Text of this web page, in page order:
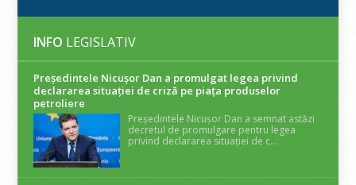
INFO LEGISLATIV
Președintele Nicuşor Dan a promulgat legea privind
declararea situaţiei de criză pe piaţa produselor
petroliere
Președintele Nicușor Dan a semnat astăzi
decretul de promulgare pentru legea
privind declararea situației de c...